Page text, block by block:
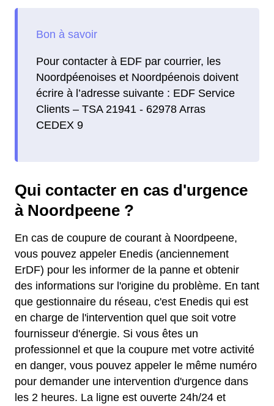
Pour contacter à EDF par courrier, les
Noordpéenoises et Noordpéenois doivent
écrire à l’adresse suivante : EDF Service
Clients – TSA 21941 - 62978 Arras
CEDEX 9
Qui contacter en cas d'urgence
à Noordpeene ?
En cas de coupure de courant à Noordpeene,
vous pouvez appeler Enedis (anciennement
ErDF) pour les informer de la panne et obtenir
des informations sur l'origine du problème. En tant
que gestionnaire du réseau, c'est Enedis qui est
en charge de l'intervention quel que soit votre
fournisseur d'énergie. Si vous êtes un
professionnel et que la coupure met votre activité
en danger, vous pouvez appeler le même numéro
pour demander une intervention d'urgence dans
les 2 heures. La ligne est ouverte 24h/24 et